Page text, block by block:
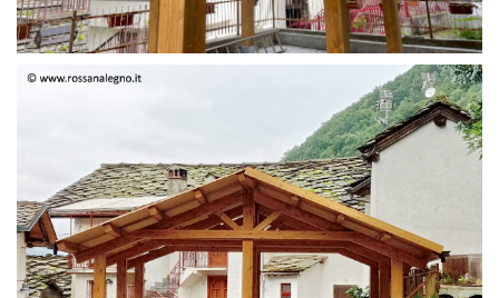
STRUTTURA IN ABETE LAMELLARE